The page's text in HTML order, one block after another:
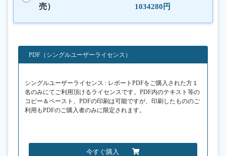
売）
1034280円
PDF（シングルユーザーライセンス）
シングルユーザーライセンス : レポートPDFをご購入された方１
名のみにてご利用頂けるライセンスです。PDF内のテキスト等の
コピー＆ペースト、PDFの印刷は可能ですが、印刷したもののご
利用もPDFのご購入者のみに限定されます。
今すぐ購入